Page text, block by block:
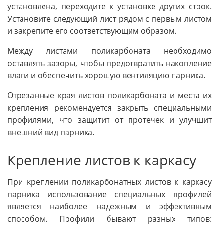
установлена, переходите к установке других строк.
Установите следующий лист рядом с первым листом
и закрепите его соответствующим образом.
Между листами поликарбоната необходимо
оставлять зазоры, чтобы предотвратить накопление
влаги и обеспечить хорошую вентиляцию парника.
Отрезанные края листов поликарбоната и места их
крепления рекомендуется закрыть специальными
профилями, что защитит от протечек и улучшит
внешний вид парника.
Крепление листов к каркасу
При креплении поликарбонатных листов к каркасу
парника использование специальных профилей
является наиболее надежным и эффективным
способом. Профили бывают разных типов: